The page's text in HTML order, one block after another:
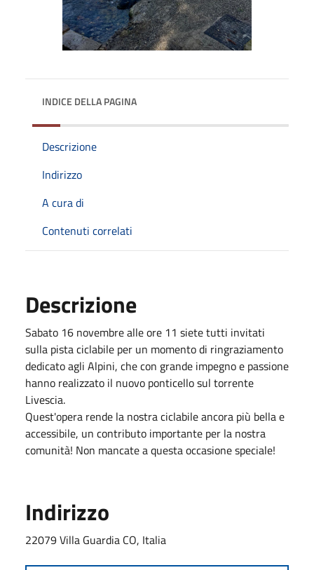
INDICE DELLA PAGINA
Descrizione
Indirizzo
A cura di
Contenuti correlati
Descrizione
Sabato 16 novembre alle ore 11 siete tutti invitati
sulla pista ciclabile per un momento di ringraziamento
dedicato agli Alpini, che con grande impegno e passione
hanno realizzato il nuovo ponticello sul torrente
Livescia.
Quest'opera rende la nostra ciclabile ancora più bella e
accessibile, un contributo importante per la nostra
comunità! Non mancate a questa occasione speciale!
Indirizzo
22079 Villa Guardia CO, Italia